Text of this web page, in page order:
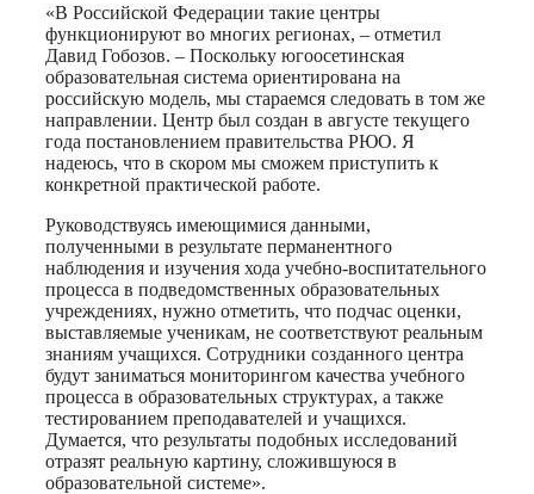
«В Российской Федерации такие центры
функционируют во многих регионах, – отметил
Давид Гобозов. – Поскольку югоосетинская
образовательная система ориентирована на
российскую модель, мы стараемся следовать в том же
направлении. Центр был создан в августе текущего
года постановлением правительства РЮО. Я
надеюсь, что в скором мы сможем приступить к
конкретной практической работе.
Руководствуясь имеющимися данными,
полученными в результате перманентного
наблюдения и изучения хода учебно-воспитательного
процесса в подведомственных образовательных
учреждениях, нужно отметить, что подчас оценки,
выставляемые ученикам, не соответствуют реальным
знаниям учащихся. Сотрудники созданного центра
будут заниматься мониторингом качества учебного
процесса в образовательных структурах, а также
тестированием преподавателей и учащихся.
Думается, что результаты подобных исследований
отразят реальную картину, сложившуюся в
образовательной системе».